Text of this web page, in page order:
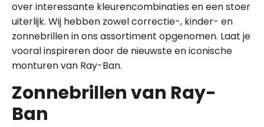
over interessante kleurencombinaties en een stoer
uiterlijk. Wij hebben zowel correctie-, kinder- en
zonnebrillen in ons assortiment opgenomen. Laat je
vooral inspireren door de nieuwste en iconische
monturen van Ray-Ban.
Zonnebrillen van Ray-
Ban